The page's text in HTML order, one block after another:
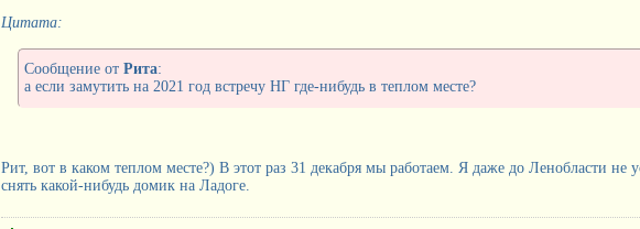
Цитата:
Сообщение от Рита:
а если замутить на 2021 год встречу НГ где-нибудь в теплом месте?
Рит, вот в каком теплом месте?) В этот раз 31 декабря мы работаем. Я даже до Ленобласти не
снять какой-нибудь домик на Ладоге.